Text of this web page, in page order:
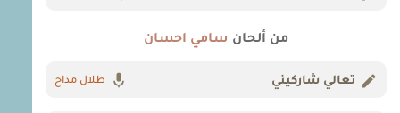
من ألحان سامي احسان
تعالي شاركيني طلال مداح